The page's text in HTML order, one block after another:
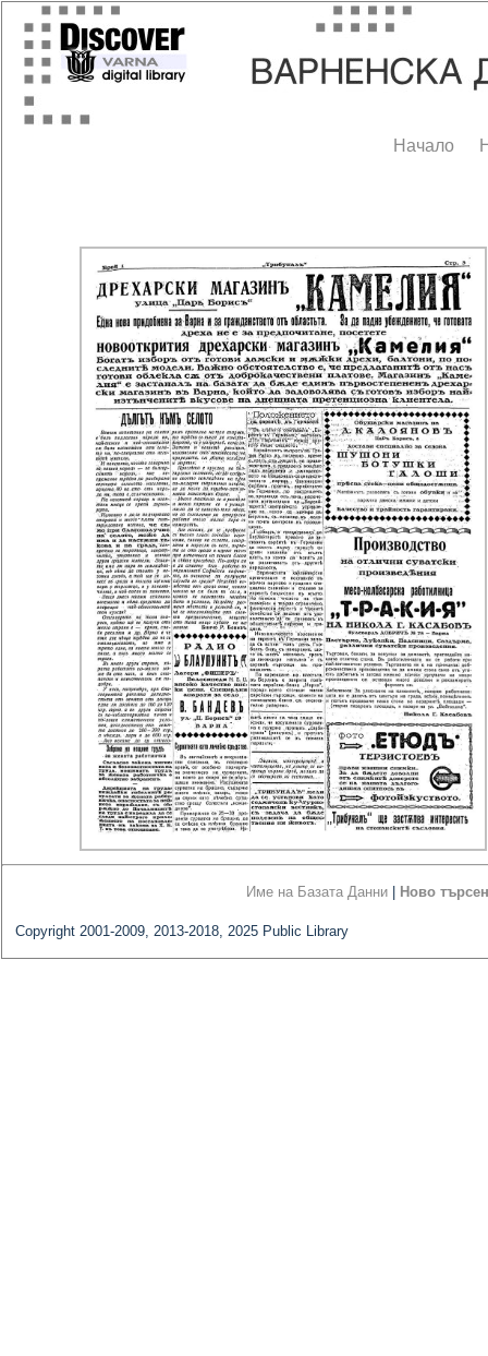
Начало
Име на Базата Данни Ново
Copyright 2001-2009, 2013-2018, 2025 Public Library